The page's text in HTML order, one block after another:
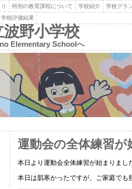
特別の教育課程について 学校紹介
学校グラ
学校評価結果
波野小学校
Elementary Schoolへ
運動会の全体練習
本日より運動会全体練習が始まりまし
本日は肌寒かったですが、ご家庭で